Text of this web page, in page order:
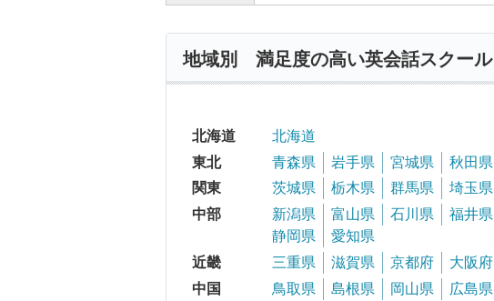
地域別 満足度の高い英会話スクール
北海道
北海道
東北
青森県 岩手県 宮城県 秋田県
関東
茨城県 栃木県 群馬県 埼玉県
中部
新潟県 富山県 石川県 福井県
静岡県
愛知県
近畿
三重県 滋賀県 京都府 大阪府
中国
鳥取県 島根県 岡山県 広島県